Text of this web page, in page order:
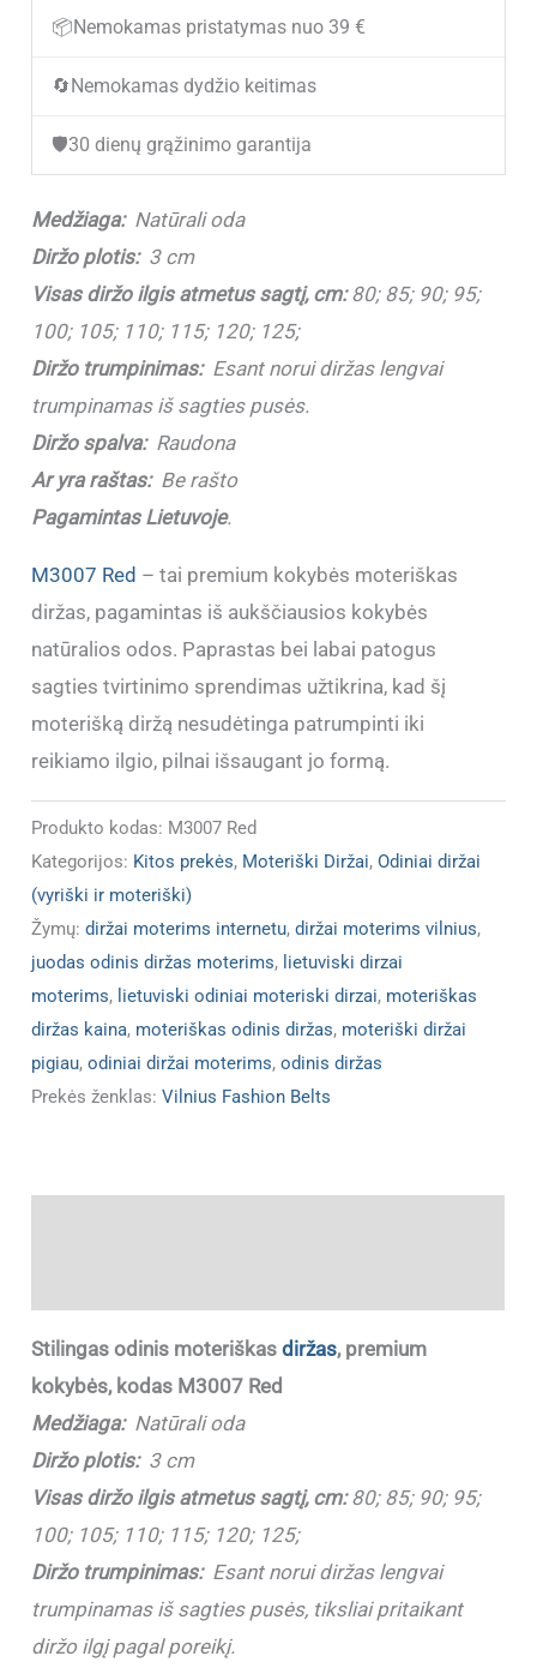
odinis
diržas
📦 Nemokamas pristatymas nuo 39 €
🔄 Nemokamas dydžio keitimas
🛡️30 dienų grąžinimo garantija
Medžiaga: Natūrali oda
Diržo plotis:3 cm
Visas diržo ilgis atmetus sagtį, cm:80; 85; 90; 95;
100; 105; 110; 115; 120; 125;
Diržo trumpinimas:Esant norui diržas lengvai
trumpinamas iš sagties pusės.
Diržo spalva:Raudona
Ar yra raštas:Be rašto
Pagamintas Lietuvoje.
M3007 Red – tai premium kokybės moteriškas
diržas, pagamintas iš aukščiausios kokybės
natūralios odos. Paprastas bei labai patogus
sagties tvirtinimo sprendimas užtikrina, kad šį
moterišką diržą nesudėtinga patrumpinti iki
reikiamo ilgio, pilnai išsaugant jo formą.
Produkto kodas: M3007 Red
Kategorijos: Kitos prekės, Moteriški Diržai,Odiniai diržai
(vyriški ir moteriški)
Žymų:diržai moterims internetu,diržai moterims vilnius,
juodas odinis diržas moterims, lietuviski dirzai
moterims, lietuviski odiniai moteriski dirzai, moteriškas
diržas kaina, moteriškas odinis diržas, moteriški diržai
pigiau,odiniai diržai moterims,odinis diržas
Prekės ženklas:Vilnius Fashion Belts
Stilingas odinis moteriškasdiržas, premium
kokybės, kodas M3007 Red
Medžiaga: Natūrali oda
Diržo plotis:3 cm
Visas diržo ilgis atmetus sagtį, cm:80; 85; 90; 95;
100; 105; 110; 115; 120; 125;
Diržo trumpinimas:Esant norui diržas lengvai
trumpinamas iš sagties pusės, tiksliai pritaikant
diržo ilgį pagal poreikį.